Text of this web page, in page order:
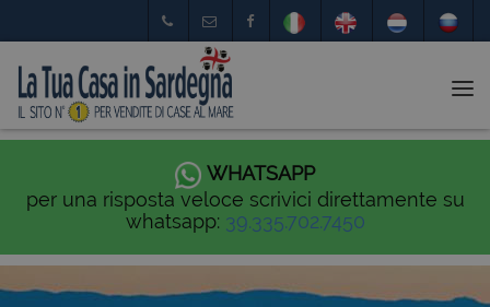
WHATSAPP
per una risposta veloce scrivici direttamente su
whatsapp: 39.335.702.7450